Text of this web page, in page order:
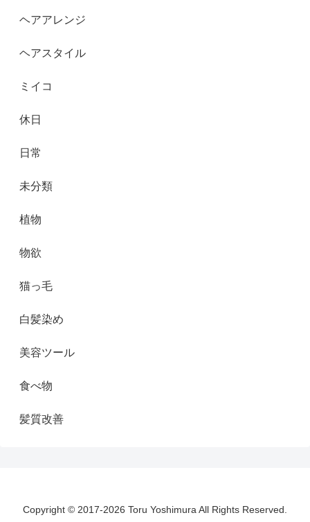
ヘアアレンジ
ヘアスタイル
ミイコ
休日
日常
未分類
植物
物欲
猫っ毛
白髪染め
美容ツール
食べ物
髪質改善
Copyright © 2017-2026 Toru Yoshimura All Rights Reserved.